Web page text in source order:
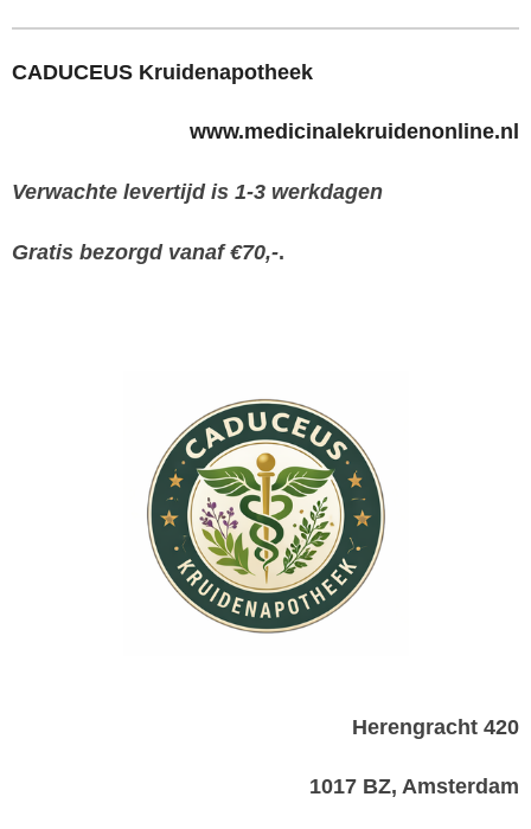
CADUCEUS Kruidenapotheek
www.medicinalekruidenonline.nl
Verwachte levertijd is 1-3 werkdagen
Gratis bezorgd vanaf €70,-.
Herengracht 420
1017 BZ, Amsterdam